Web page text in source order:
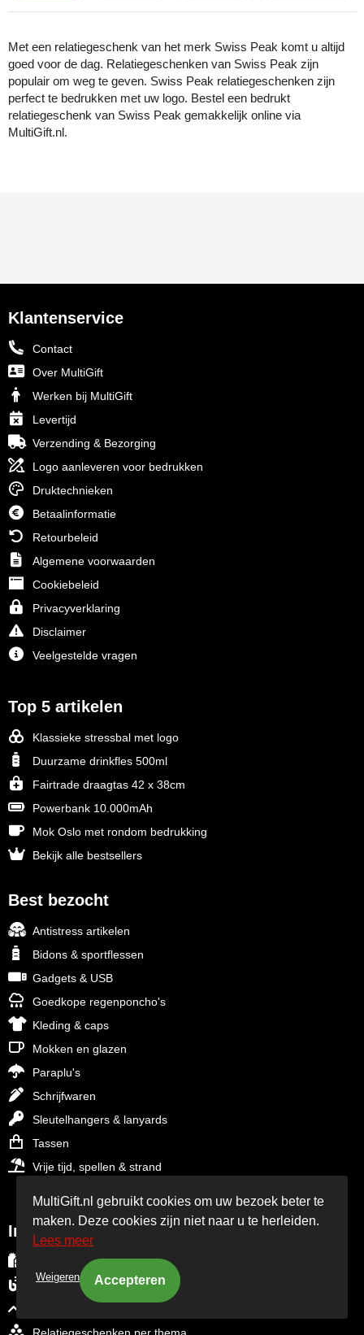
Met een relatiegeschenk van het merk Swiss Peak komt u altijd
goed voor de dag. Relatiegeschenken van Swiss Peak zijn
populair om weg te geven. Swiss Peak relatiegeschenken zijn
perfect te bedrukken met uw logo. Bestel een bedrukt
relatiegeschenk van Swiss Peak gemakkelijk online via
MultiGift.nl.
Klantenservice
Contact
Over MultiGift
Werken bij MultiGift
Levertijd
Verzending & Bezorging
Logo aanleveren voor bedrukken
Druktechnieken
Betaalinformatie
Retourbeleid
Algemene voorwaarden
Cookiebeleid
Privacyverklaring
Disclaimer
Veelgestelde vragen
Top 5 artikelen
Klassieke stressbal met logo
Duurzame drinkfles 500ml
Fairtrade draagtas 42 x 38cm
Powerbank 10.000mAh
Mok Oslo met rondom bedrukking
Bekijk alle bestsellers
Best bezocht
Antistress artikelen
Bidons & sportflessen
Gadgets & USB
Goedkope regenponcho's
Kleding & caps
Mokken en glazen
Paraplu's
Schrijfwaren
Sleutelhangers & lanyards
Tassen
Vrije tijd, spellen & strand
Inspiratie
Aanbiedingen - Final Sale - OP=OP
Blog over relatiegeschenken
MultiGift.nl gebruikt cookies om uw bezoek beter te
maken. Deze cookies zijn niet naar u te herleiden.
Lees meer
Weigeren